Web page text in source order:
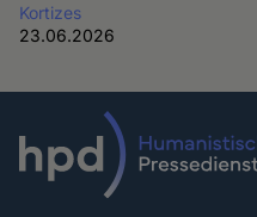
Kortizes
23.06.2026